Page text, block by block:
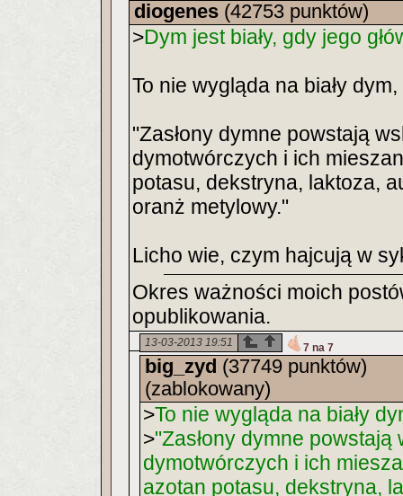
diogenes (42753 punktów)
>Dym jest biały, gdy jego
To nie wygląda na biały
"Zasłony dymne powstają
dymotwórczych i ich
potasu, dekstryna, laktoza,
oranż metylowy."
Licho wie, czym hajcują w
Okres ważności moich
opublikowania.
13-03-2013 19:51 7 na 7
big_zyd (37749 punktów)
(zablokowany)
>To nie wygląda na biały
>"Zasłony dymne
dymotwórczych i ich
azotan potasu, dekstryna,